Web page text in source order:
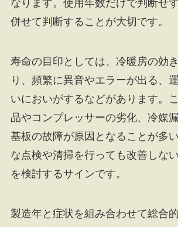
なります。使用年数だけで判断せ
併せて判断することが大切です。
寿命の目印としては、冷暖房の効
り、頻繁に異音やエラーが出る、
いにおいがするなどがあります。
品やコンプレッサーの劣化、冷媒
基板の故障が原因となることが多
な点検や清掃を行っても改善しな
を検討するサインです。
製造年と症状を組み合わせて総合